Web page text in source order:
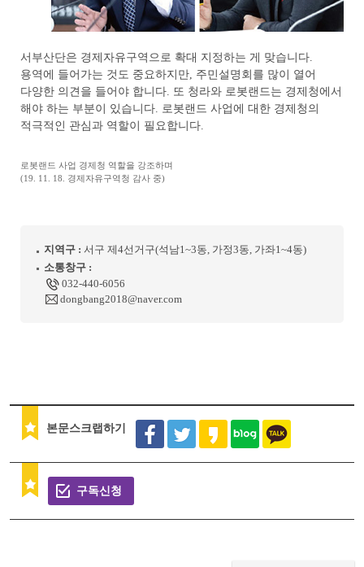
서부산단은 경제자유구역으로 확대 지정하는 게 맞습니다.
용역에 들어가는 것도 중요하지만, 주민설명회를 많이 열어
다양한 의견을 들어야 합니다. 또 청라와 로봇랜드는 경제청에서
해야 하는 부분이 있습니다. 로봇랜드 사업에 대한 경제청의
적극적인 관심과 역할이 필요합니다.
로봇랜드 사업 경제청 역할을 강조하며
(19. 11. 18. 경제자유구역청 감사 중)
지역구 : 서구 제4선거구(석남1~3동, 가정3동, 가좌1~4동)
소통창구 :
032-440-6056
dongbang2018@naver.com
본문스크랩하기
구독신청